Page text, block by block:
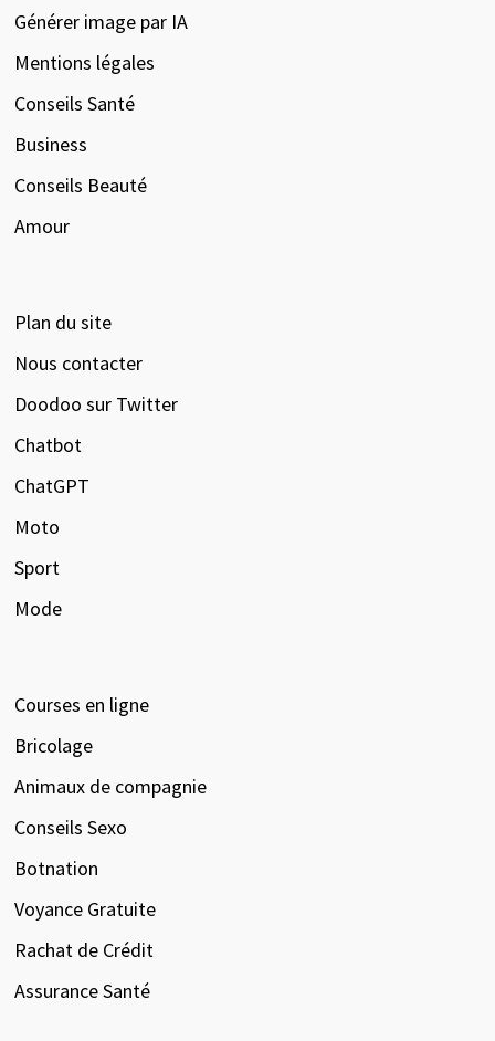
Générer image par IA
Mentions légales
Conseils Santé
Business
Conseils Beauté
Amour
Plan du site
Nous contacter
Doodoo sur Twitter
Chatbot
ChatGPT
Moto
Sport
Mode
Courses en ligne
Bricolage
Animaux de compagnie
Conseils Sexo
Botnation
Voyance Gratuite
Rachat de Crédit
Assurance Santé